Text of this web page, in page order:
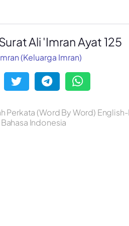
Ali 'Imran Ayat 125
(Keluarga Imran)
Perkata (Word By Word)
Bahasa Indonesia